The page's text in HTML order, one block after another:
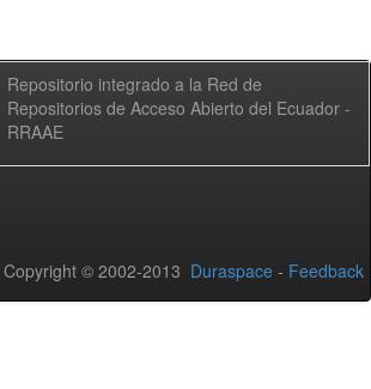
Repositorio integrado a la Red de
Repositorios de Acceso Abierto del Ecuador -
RRAAE
Copyright © 2002-2013 Duraspace - Feedback